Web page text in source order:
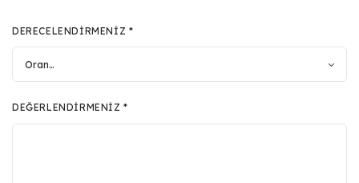
DERECELENDIRMENIZ *
DEĞERLENDIRMENIZ*